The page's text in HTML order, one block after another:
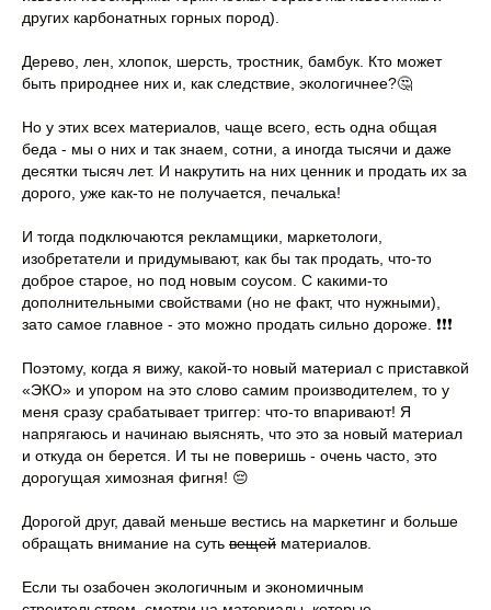
других карбонатных горных пород).
Дерево, лен, хлопок, шерсть, тростник, бамбук. Кто может
быть природнее них и, как следствие, экологичнее?🤔
Но у этих всех материалов, чаще всего, есть одна общая
беда - мы о них и так знаем, сотни, а иногда тысячи и даже
десятки тысяч лет. И накрутить на них ценник и продать их за
дорого, уже как-то не получается, печалька!
И тогда подключаются рекламщики, маркетологи,
изобретатели и придумывают, как бы так продать, что-то
доброе старое, но под новым соусом. С какими-то
дополнительными свойствами (но не факт, что нужными),
зато самое главное - это можно продать сильно дороже. ❗️❗️❗️
Поэтому, когда я вижу, какой-то новый материал с приставкой
«ЭКО» и упором на это слово самим производителем, то у
меня сразу срабатывает триггер: что-то впаривают! Я
напрягаюсь и начинаю выяснять, что это за новый материал
и откуда он берется. И ты не поверишь - очень часто, это
дорогущая химозная фигня! 😔
Дорогой друг, давай меньше вестись на маркетинг и больше
обращать внимание на суть вещей материалов.
Если ты озабочен экологичным и экономичным